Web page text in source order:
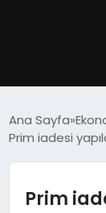
EĞITIM
Ana Sayfa
Prim iadesi
Prim